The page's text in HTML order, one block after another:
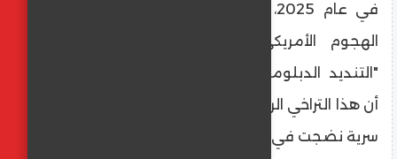
في عام 2025، لم تحرك ساكناً عسكرياً لصد
الهجوم الأمريكي، واكتفت خارجيتها ببيانات
"التنديد الدبلوماسي" التقليدي. يرى مراقبون
أن هذا التراخي الروسي قد يكون جزءاً من صفقة
سرية نضجت في منتجع "مارالاغو" خلال الأسابيع